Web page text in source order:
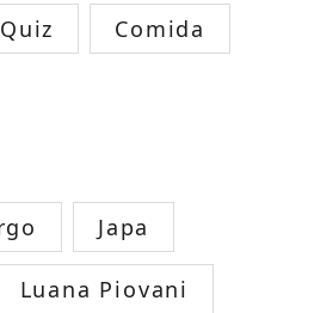
Quiz Comida
Japa
Luana Piovani